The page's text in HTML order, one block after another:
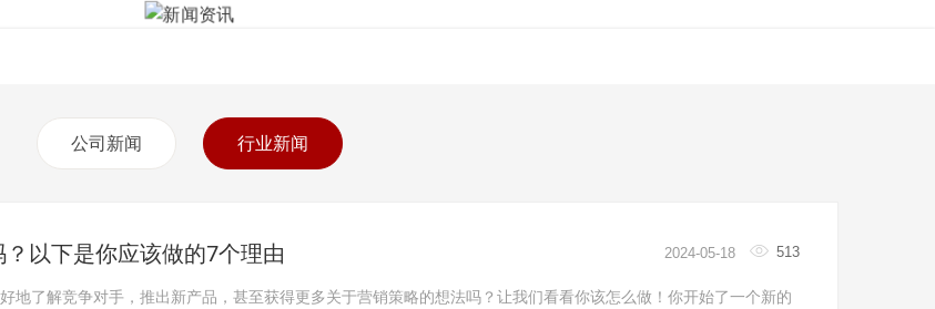
公司新闻 行业新闻
以下是你应该做的7个理由
地了解竞争对手，推出新产品，甚至获得更多关于营销策略的想法吗？让我们看看你该怎么做！你开始了一个新的
2024-05-18 513